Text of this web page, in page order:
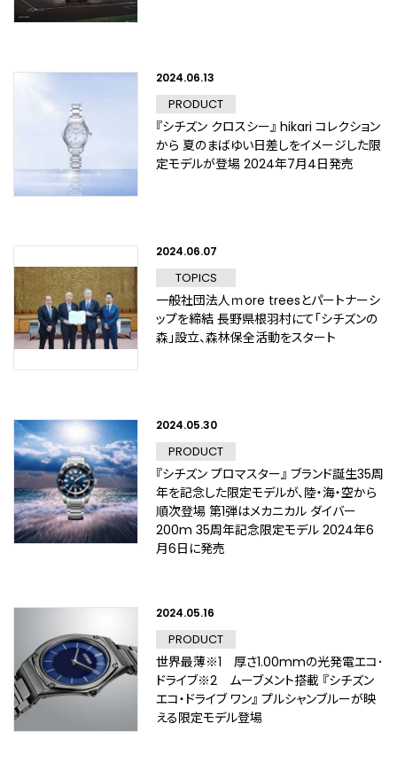
2024.06.13
PRODUCT
『シチズン クロスシー』 hikari コレクション
から 夏のまばゆい日差しをイメージした限
定モデルが登場 2024年7月4日発売
2024.06.07
TOPICS
一般社団法人ｍore treesとパートナーシ
ップを締結 長野県根羽村にて「シチズンの
森」設立、森林保全活動をスタート
2024.05.30
PRODUCT
『シチズン プロマスター』 ブランド誕生35周
年を記念した限定モデルが、陸・海・空から
順次登場 第1弾はメカニカル ダイバー
200m 35周年記念限定モデル 2024年6
月6日に発売
2024.05.16
PRODUCT
世界最薄※1 厚さ1.00mmの光発電エコ･
ドライブ※2 ムーブメント搭載 『シチズン
エコ・ドライブ ワン』 プルシャンブルーが映
える限定モデル登場